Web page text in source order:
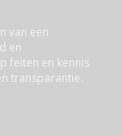
van een
en
feiten en kennis
transparantie.